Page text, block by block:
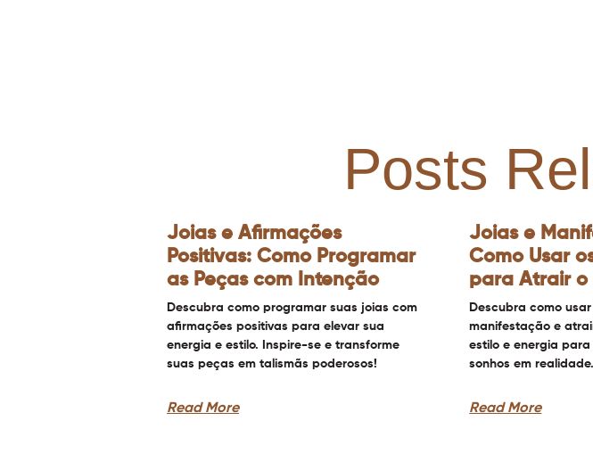
Posts
Joias e Afirmações
Positivas: Como Programar
as Peças com Intenção
Descubra como programar suas joias com
afirmações positivas para elevar sua
energia e estilo. Inspire-se e transforme
suas peças em talismãs poderosos!
Read More
Joias e
Como Usar
para Atrair o
Descubra como
manifestação e
estilo e energia
sonhos em realidade.
Read More